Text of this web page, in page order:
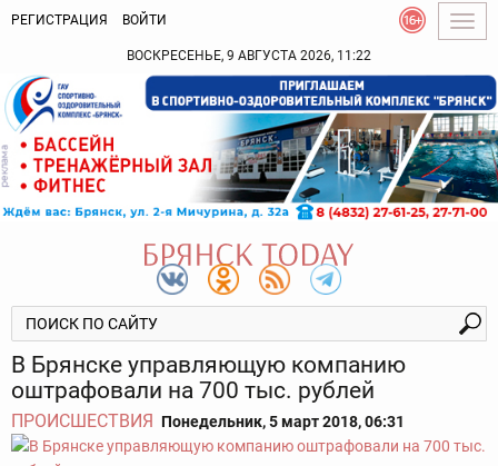
РЕГИСТРАЦИЯ ВОЙТИ
ВОСКРЕСЕНЬЕ, 9 АВГУСТА 2026, 11:22
В Брянске управляющую компанию
оштрафовали на 700 тыс. рублей
ПРОИСШЕСТВИЯ Понедельник, 5 март 2018, 06:31